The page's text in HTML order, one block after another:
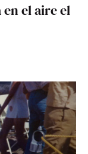
el aire el